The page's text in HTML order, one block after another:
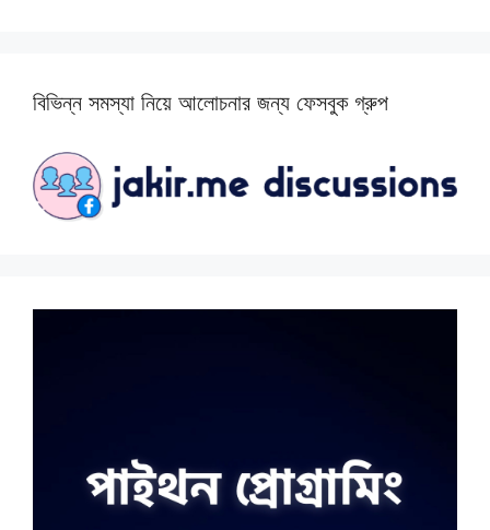
বিভিন্ন সমস্যা নিয়ে আলোচনার জন্য ফেসবুক গ্রুপ